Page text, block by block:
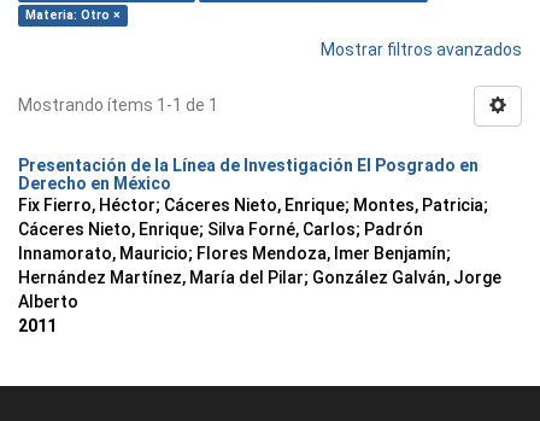
Materia: Otro ×
Mostrar filtros avanzados
Mostrando ítems 1-1 de 1
Presentación de la Línea de Investigación El Posgrado en
Derecho en México
Fix Fierro, Héctor; Cáceres Nieto, Enrique; Montes, Patricia;
Cáceres Nieto, Enrique; Silva Forné, Carlos; Padrón
Innamorato, Mauricio; Flores Mendoza, Imer Benjamín;
Hernández Martínez, María del Pilar; González Galván, Jorge
Alberto
2011